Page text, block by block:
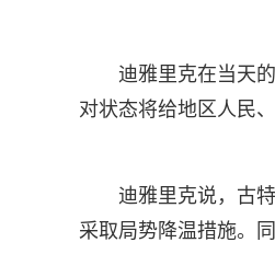
迪雅里克在当天
对状态将给地区人民
迪雅里克说，古
采取局势降温措施。